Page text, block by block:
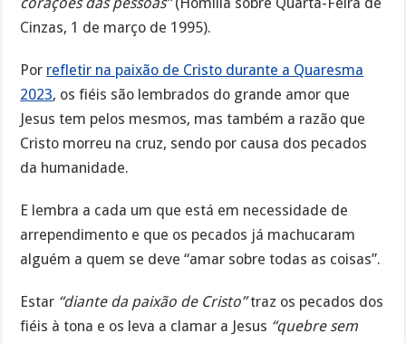
corações das pessoas”(Homilia sobre Quarta-Feira de
Cinzas, 1 de março de 1995).
Por refletir na paixão de Cristo durante a Quaresma
2023, os fiéis são lembrados do grande amor que
Jesus tem pelos mesmos, mas também a razão que
Cristo morreu na cruz, sendo por causa dos pecados
da humanidade.
E lembra a cada um que está em necessidade de
arrependimento e que os pecados já machucaram
alguém a quem se deve “amar sobre todas as coisas”.
Estar “diante da paixão de Cristo”traz os pecados dos
fiéis à tona e os leva a clamar a Jesus “quebre sem